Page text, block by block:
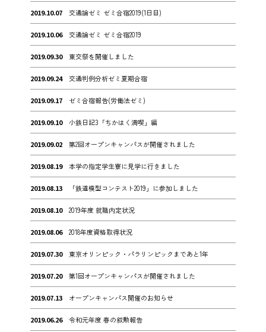
2019.10.07 交通論ゼミ ゼミ合宿2019(1日目)
2019.10.06 交通論ゼミ ゼミ合宿2019
2019.09.30 東交祭を開催しました
2019.09.24 交通判例分析ゼミ夏期合宿
2019.09.17 ゼミ合宿報告(労働法ゼミ)
2019.09.10 小鉄日記3「ちかはく満喫」編
2019.09.02 第2回オープンキャンパスが開催されました
2019.08.19 本学の指定学生寮に見学に行きました
2019.08.13 「鉄道模型コンテスト2019」に参加しました
2019.08.10 2019年度 就職内定状況
2019.08.06 2018年度資格取得状況
2019.07.30 東京オリンピック・パラリンピックまであと1年
2019.07.20 第1回オープンキャンパスが開催されました
2019.07.13 オープンキャンパス開催のお知らせ
2019.06.26 令和元年度 春の叙勲報告